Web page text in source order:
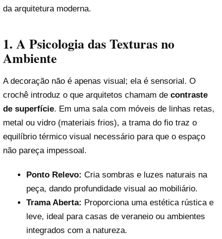
da arquitetura moderna.
1. A Psicologia das Texturas no
Ambiente
A decoração não é apenas visual; ela é sensorial. O
crochê introduz o que arquitetos chamam de contraste
de superfície. Em uma sala com móveis de linhas retas,
metal ou vidro (materiais frios), a trama do fio traz o
equilíbrio térmico visual necessário para que o espaço
não pareça impessoal.
Ponto Relevo: Cria sombras e luzes naturais na
peça, dando profundidade visual ao mobiliário.
Trama Aberta: Proporciona uma estética rústica e
leve, ideal para casas de veraneio ou ambientes
integrados com a natureza.